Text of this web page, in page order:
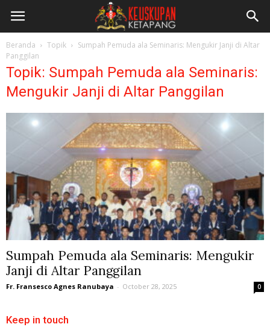
Beranda Topik
Sumpah Pemuda ala Seminaris: Mengukir Janji di Altar
Panggilan
Topik: Sumpah Pemuda ala Seminaris:
Mengukir Janji di Altar Panggilan
Sumpah Pemuda ala Seminaris: Mengukir
Janji di Altar Panggilan
Fr. Fransesco Agnes Ranubaya - October 28, 2025 0
Keep in touch